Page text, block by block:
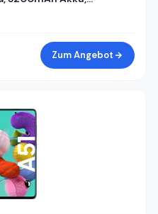
Prozessor, Immersives
Zum Angebot